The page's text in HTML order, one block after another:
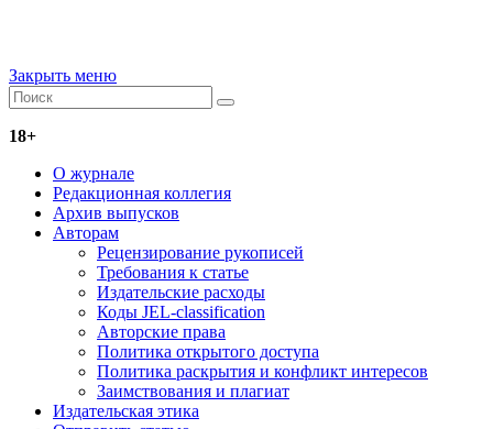
Закрыть меню
18+
О журнале
Редакционная коллегия
Архив выпусков
Авторам
Рецензирование рукописей
Требования к статье
Издательские расходы
Коды JEL-classification
Авторские права
Политика открытого доступа
Политика раскрытия и конфликт интересов
Заимствования и плагиат
Издательская этика